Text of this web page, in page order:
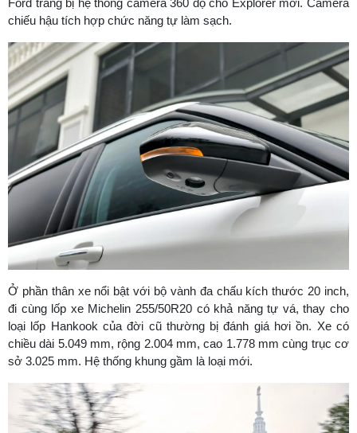
Ford trang bị hệ thống camera 360 độ cho Explorer mới. Camera
chiếu hậu tích hợp chức năng tự làm sạch.
Ở phần thân xe nổi bật với bộ vành đa chấu kích thước 20 inch,
đi cùng lốp xe Michelin 255/50R20 có khả năng tự vá, thay cho
loại lốp Hankook của đời cũ thường bị đánh giá hơi ồn. Xe có
chiều dài 5.049 mm, rộng 2.004 mm, cao 1.778 mm cùng trục cơ
sở 3.025 mm. Hệ thống khung gầm là loại mới.